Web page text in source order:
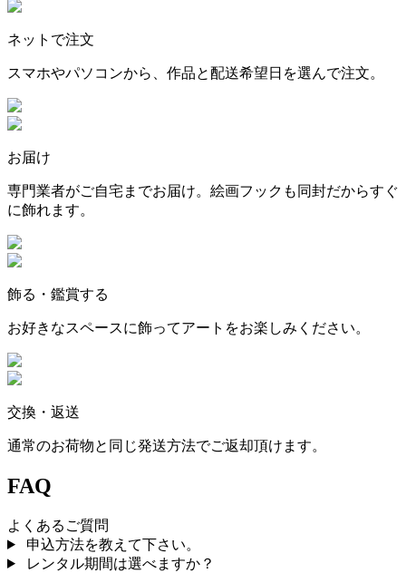
ネットで注文
スマホやパソコンから、作品と配送希望日を選んで注文。
お届け
専門業者がご自宅までお届け。絵画フックも同封だからすぐ
に飾れます。
飾る・鑑賞する
お好きなスペースに飾ってアートをお楽しみください。
交換・返送
通常のお荷物と同じ発送方法でご返却頂けます。
FAQ
よくあるご質問
申込方法を教えて下さい。
レンタル期間は選べますか？